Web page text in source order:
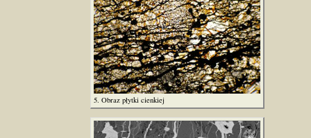
5. Obraz płytki cienkiej